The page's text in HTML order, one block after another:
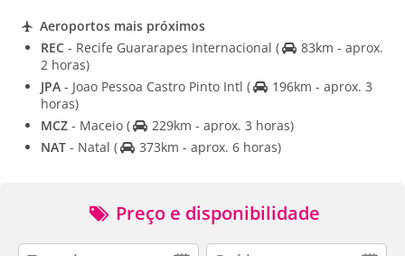
Aeroportos mais próximos
REC - Recife Guararapes Internacional (
83km - aprox.
2 horas)
JPA - Joao Pessoa Castro Pinto Intl (
196km - aprox. 3
horas)
MCZ - Maceio (
229km - aprox. 3 horas)
NAT - Natal ( 373km - aprox. 6 horas)
Preço e disponibilidade